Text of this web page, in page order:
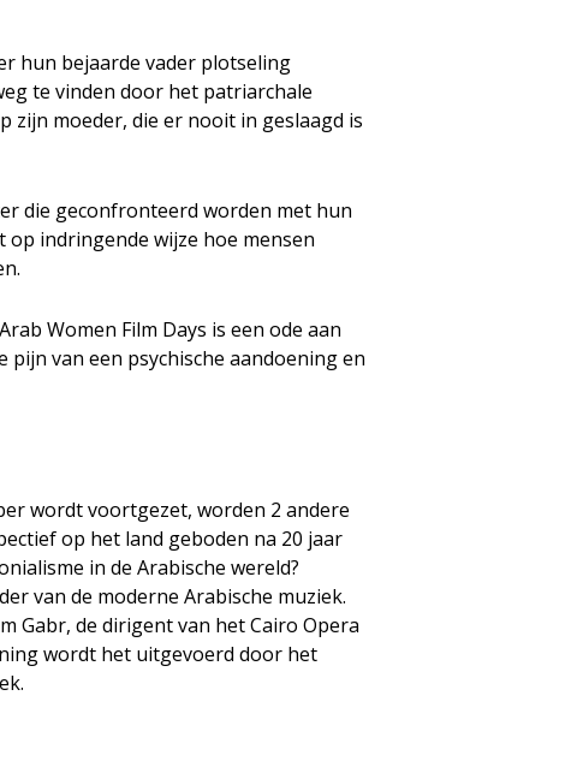
hun bejaarde vader plotseling
te vinden door het patriarchale
zijn moeder, die er nooit in geslaagd is
die geconfronteerd worden met hun
indringende wijze hoe mensen
Women Film Days is een ode aan
van een psychische aandoening en
wordt voortgezet, worden 2 andere
op het land geboden na 20 jaar
in de Arabische wereld?
van de moderne Arabische muziek.
Gabr, de dirigent van het Cairo Opera
wordt het uitgevoerd door het